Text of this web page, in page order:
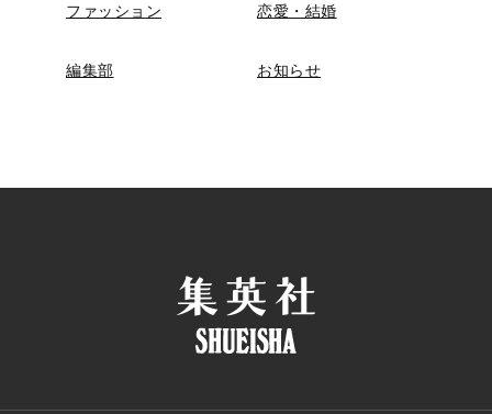
ファッション 恋愛・結婚
編集部 お知らせ